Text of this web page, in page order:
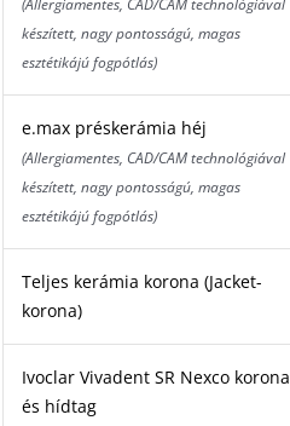
(Allergiamentes, CAD/CAM technológiával
készített, nagy pontosságú, magas
esztétikájú fogpótlás)
e.max préskerámia héj
(Allergiamentes, CAD/CAM technológiával
készített, nagy pontosságú, magas
esztétikájú fogpótlás)
Teljes kerámia korona (Jacket-
korona)
Ivoclar Vivadent SR Nexco korona
és hídtag